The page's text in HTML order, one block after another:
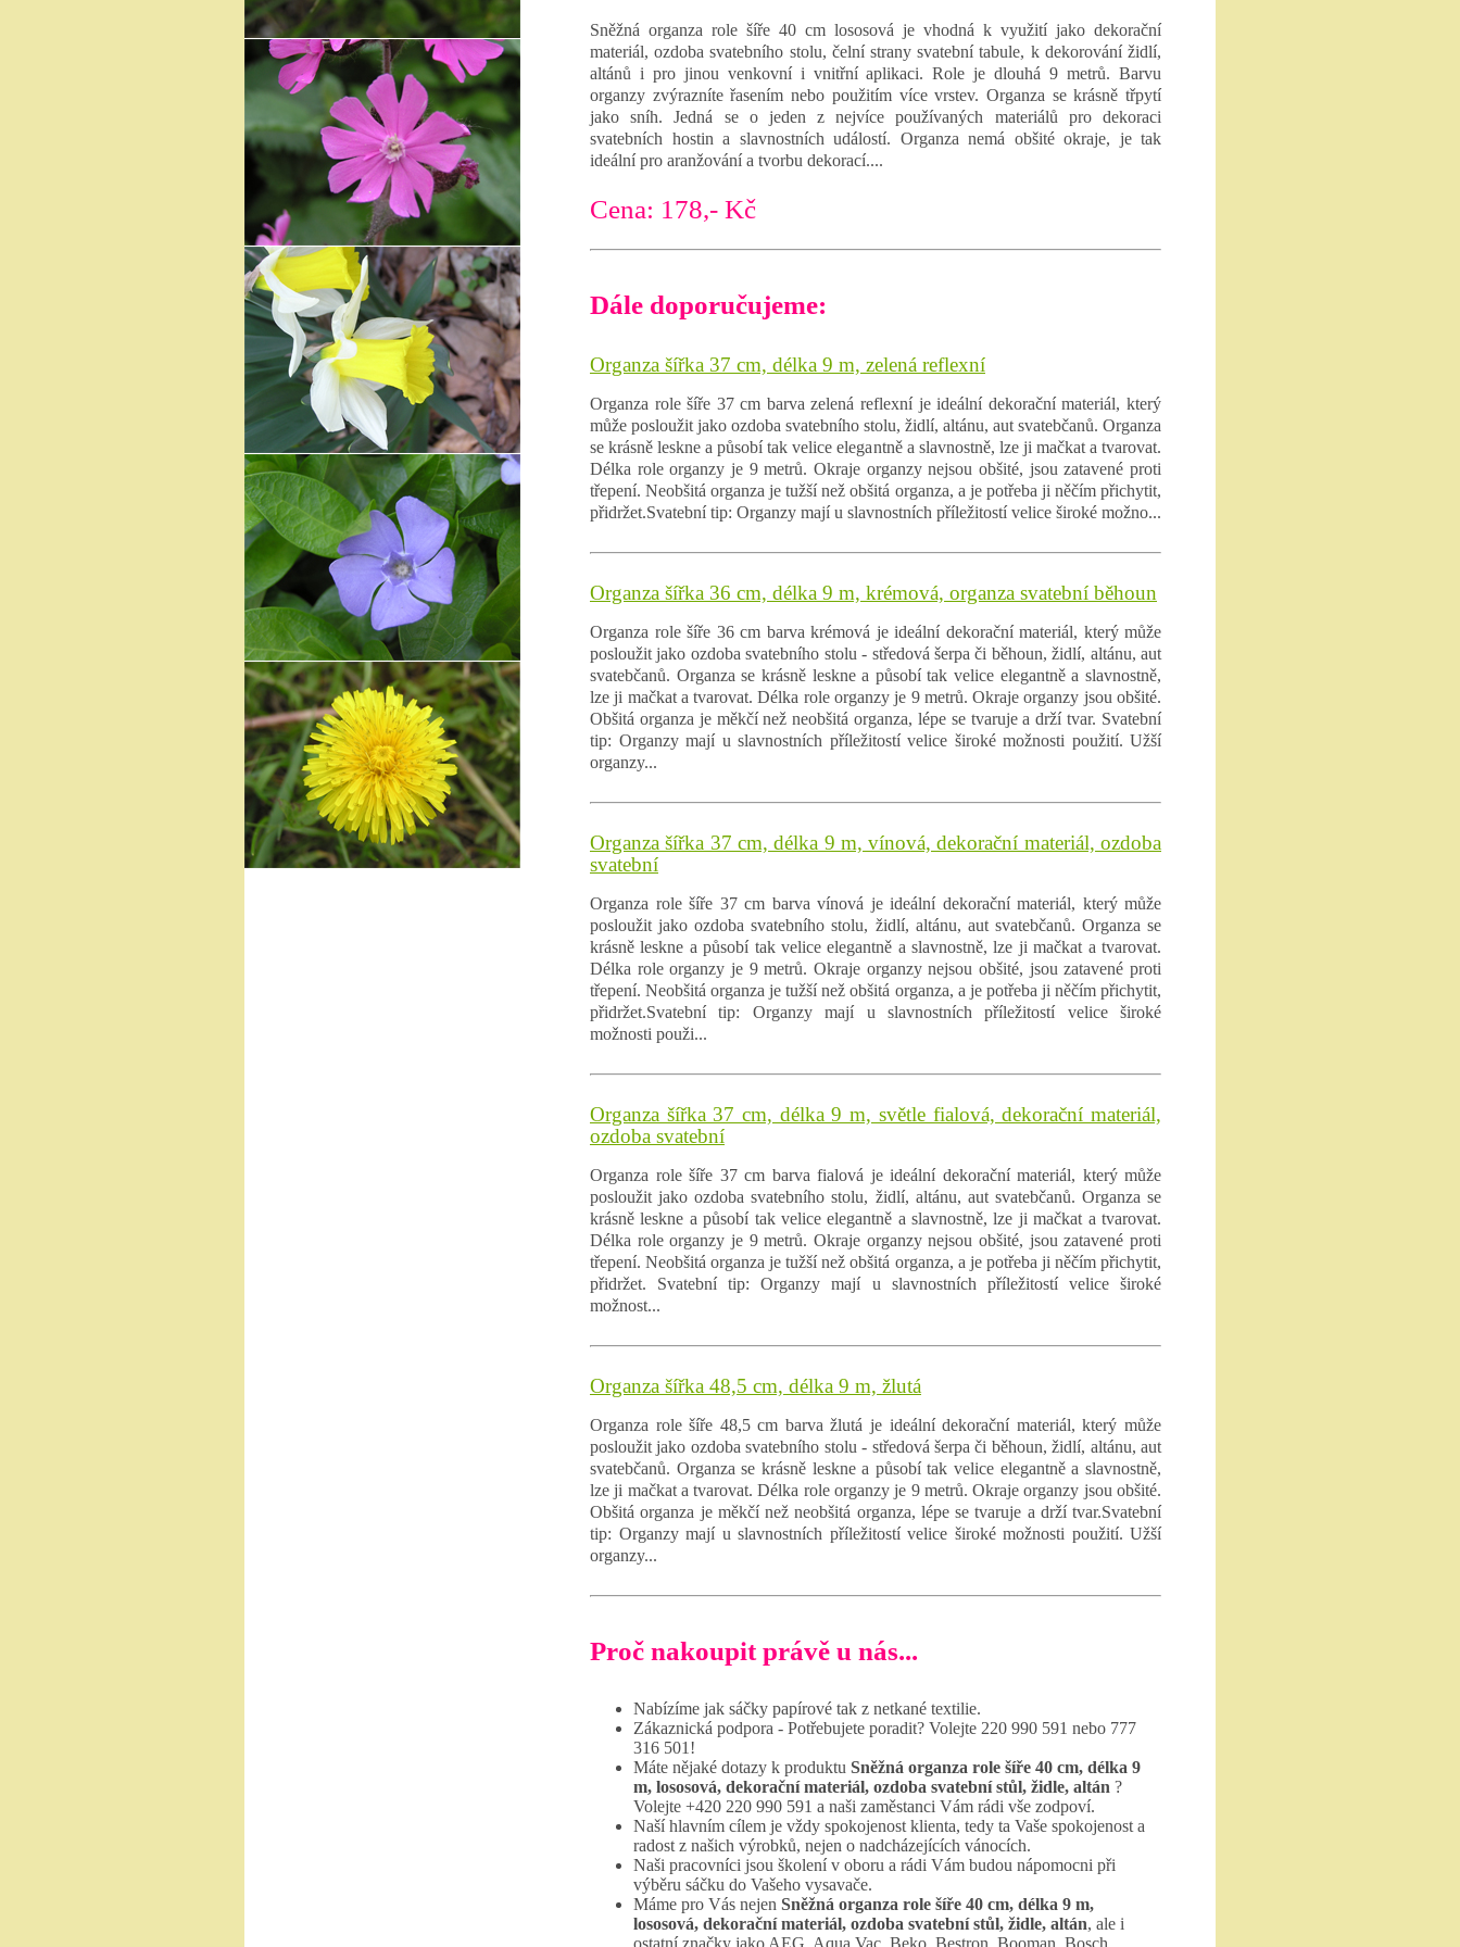
Sněžná organza role šíře 40 cm lososová je vhodná k využití jako dekorační
materiál, ozdoba svatebního stolu, čelní strany svatební tabule, k dekorování židlí,
altánů i pro jinou venkovní i vnitřní aplikaci. Role je dlouhá 9 metrů. Barvu
organzy zvýrazníte řasením nebo použitím více vrstev. Organza se krásně třpytí
jako sníh. Jedná se o jeden z nejvíce používaných materiálů pro dekoraci
svatebních hostin a slavnostních událostí. Organza nemá obšité okraje, je tak
ideální pro aranžování a tvorbu dekorací....
Cena: 178,- Kč
Dále doporučujeme:
Organza šířka 37 cm, délka 9 m, zelená reflexní
Organza role šíře 37 cm barva zelená reflexní je ideální dekorační materiál, který
může posloužit jako ozdoba svatebního stolu, židlí, altánu, aut svatebčanů. Organza
se krásně leskne a působí tak velice elegantně a slavnostně, lze ji mačkat a tvarovat.
Délka role organzy je 9 metrů. Okraje organzy nejsou obšité, jsou zatavené proti
třepení. Neobšitá organza je tužší než obšitá organza, a je potřeba ji něčím přichytit,
přidržet.Svatební tip: Organzy mají u slavnostních příležitostí velice široké možno...
Organza šířka 36 cm, délka 9 m, krémová, organza svatební běhoun
Organza role šíře 36 cm barva krémová je ideální dekorační materiál, který může
posloužit jako ozdoba svatebního stolu - středová šerpa či běhoun, židlí, altánu, aut
svatebčanů. Organza se krásně leskne a působí tak velice elegantně a slavnostně,
lze ji mačkat a tvarovat. Délka role organzy je 9 metrů. Okraje organzy jsou obšité.
Obšitá organza je měkčí než neobšitá organza, lépe se tvaruje a drží tvar. Svatební
tip: Organzy mají u slavnostních příležitostí velice široké možnosti použití. Užší
organzy...
Organza šířka 37 cm, délka 9 m, vínová, dekorační materiál, ozdoba
svatební
Organza role šíře 37 cm barva vínová je ideální dekorační materiál, který může
posloužit jako ozdoba svatebního stolu, židlí, altánu, aut svatebčanů. Organza se
krásně leskne a působí tak velice elegantně a slavnostně, lze ji mačkat a tvarovat.
Délka role organzy je 9 metrů. Okraje organzy nejsou obšité, jsou zatavené proti
třepení. Neobšitá organza je tužší než obšitá organza, a je potřeba ji něčím přichytit,
přidržet.Svatební tip: Organzy mají u slavnostních příležitostí velice široké
možnosti použi...
Organza šířka 37 cm, délka 9 m, světle fialová, dekorační materiál,
ozdoba svatební
Organza role šíře 37 cm barva fialová je ideální dekorační materiál, který může
posloužit jako ozdoba svatebního stolu, židlí, altánu, aut svatebčanů. Organza se
krásně leskne a působí tak velice elegantně a slavnostně, lze ji mačkat a tvarovat.
Délka role organzy je 9 metrů. Okraje organzy nejsou obšité, jsou zatavené proti
třepení. Neobšitá organza je tužší než obšitá organza, a je potřeba ji něčím přichytit,
přidržet. Svatební tip: Organzy mají u slavnostních příležitostí velice široké
možnost...
Organza šířka 48,5 cm, délka 9 m, žlutá
Organza role šíře 48,5 cm barva žlutá je ideální dekorační materiál, který může
posloužit jako ozdoba svatebního stolu - středová šerpa či běhoun, židlí, altánu, aut
svatebčanů. Organza se krásně leskne a působí tak velice elegantně a slavnostně,
lze ji mačkat a tvarovat. Délka role organzy je 9 metrů. Okraje organzy jsou obšité.
Obšitá organza je měkčí než neobšitá organza, lépe se tvaruje a drží tvar.Svatební
tip: Organzy mají u slavnostních příležitostí velice široké možnosti použití. Užší
organzy...
Proč nakoupit právě u nás...
Nabízíme jak sáčky papírové tak z netkané textilie.
Zákaznická podpora - Potřebujete poradit? Volejte 220 990 591 nebo 777
316 501!
Máte nějaké dotazy k produktu Sněžná organza role šíře 40 cm, délka 9
m, lososová, dekorační materiál, ozdoba svatební stůl, židle, altán ?
Volejte +420 220 990 591 a naši zaměstanci Vám rádi vše zodpoví.
Naší hlavním cílem je vždy spokojenost klienta, tedy ta Vaše spokojenost a
radost z našich výrobků, nejen o nadcházejících vánocích.
Naši pracovníci jsou školení v oboru a rádi Vám budou nápomocni při
výběru sáčku do Vašeho vysavače.
Máme pro Vás nejen Sněžná organza role šíře 40 cm, délka 9 m,
lososová, dekorační materiál, ozdoba svatební stůl, židle, altán, ale i